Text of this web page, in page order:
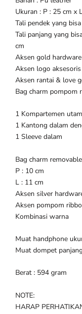
Ukuran : P : 25 cm x
Tali pendek yang
Tali panjang yang
cm
Aksen gold hardware
Aksen logo aksesoris
Aksen rantai & love
Bag charm pompom
1 Kompartemen
1 Kantong dalam
1 Sleeve dalam
Bag charm removable
P : 10 cm
L : 11 cm
Aksen silver
Aksen pompom
Kombinasi warna
Muat handphone
Muat dompet
Berat : 594 gram
NOTE:
HARAP